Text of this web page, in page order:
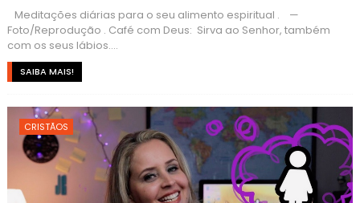
Meditações diárias para o seu alimento espiritual . —
Foto/Reprodução . Café com Deus: Sirva ao Senhor, também
com os seus lábios....
SAIBA MAIS!
CRISTÃOS